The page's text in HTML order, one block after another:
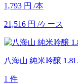
1,793 円 /本
21,516 円 /ケース
八海山 純米吟醸 1.8L
1 件